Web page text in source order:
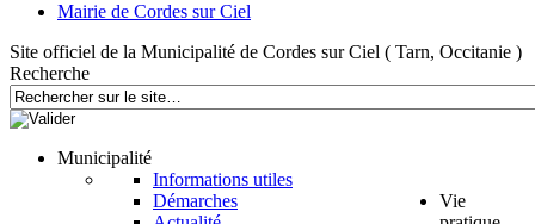
Mairie de Cordes sur Ciel
Site officiel de la Municipalité de Cordes sur Ciel ( Tarn, Occitanie )
Recherche
Municipalité
Informations utiles
Démarches
Vie